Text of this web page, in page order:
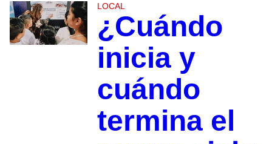
LOCAL
¿Cuándo
inicia y
cuándo
termina el